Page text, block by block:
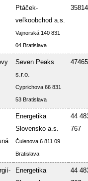
Ptáček-
veľkoobchod a.s.
Vajnorská 140 831
04 Bratislava
Seven Peaks
s.r.o.
Cyprichova 66 831
53 Bratislava
Energetika
Slovensko a.s.
Čulenova 6 811 09
Bratislava
44
767
Energetika
44